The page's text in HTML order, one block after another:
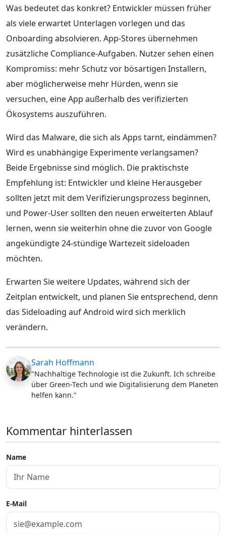
Was bedeutet das konkret? Entwickler müssen früher
als viele erwartet Unterlagen vorlegen und das
Onboarding absolvieren. App-Stores übernehmen
zusätzliche Compliance-Aufgaben. Nutzer sehen einen
Kompromiss: mehr Schutz vor bösartigen Installern,
aber möglicherweise mehr Hürden, wenn sie
versuchen, eine App außerhalb des verifizierten
Ökosystems auszuführen.
Wird das Malware, die sich als Apps tarnt, eindämmen?
Wird es unabhängige Experimente verlangsamen?
Beide Ergebnisse sind möglich. Die praktischste
Empfehlung ist: Entwickler und kleine Herausgeber
sollten jetzt mit dem Verifizierungsprozess beginnen,
und Power-User sollten den neuen erweiterten Ablauf
lernen, wenn sie weiterhin ohne die zuvor von Google
angekündigte 24-stündige Wartezeit sideloaden
möchten.
Erwarten Sie weitere Updates, während sich der
Zeitplan entwickelt, und planen Sie entsprechend, denn
das Sideloading auf Android wird sich merklich
verändern.
Sarah Hoffmann
"Nachhaltige Technologie ist die Zukunft. Ich schreibe
über Green-Tech und wie Digitalisierung dem Planeten
helfen kann."
Kommentar hinterlassen
Name
E-Mail